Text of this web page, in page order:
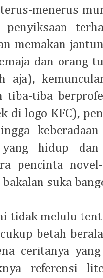
menerus
penyiksaan
memakan
dan orang
aja),
tiba-tiba
di logo KFC),
yang hidup
pencinta
suka
tidak melulu
betah
ceritanya
referensi